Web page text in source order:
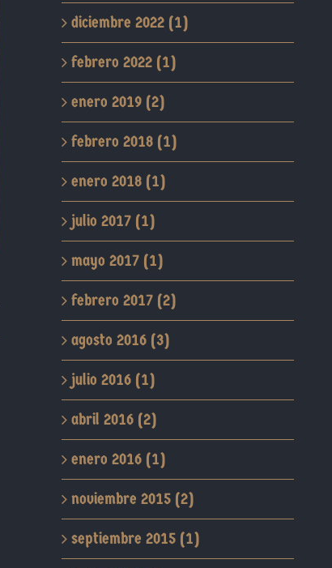
diciembre 2022 (1)
febrero 2022 (1)
enero 2019 (2)
febrero 2018 (1)
enero 2018 (1)
julio 2017 (1)
mayo 2017 (1)
febrero 2017 (2)
agosto 2016 (3)
julio 2016 (1)
abril 2016 (2)
enero 2016 (1)
noviembre 2015 (2)
septiembre 2015 (1)